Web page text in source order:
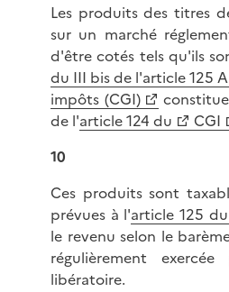
Les produits des titres
sur un marché
d'être cotés tels qu'ils
du III bis de l'article 125 A
impôts (CGI)
de l'article 124 du CGI
10
Ces produits sont
prévues à l'article 125 du
le revenu selon le
régulièrement
libératoire.